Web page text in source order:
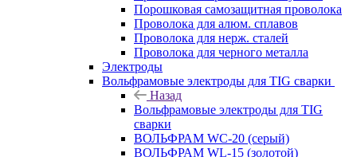
Порошковая самозащитная проволока
Проволока для алюм. сплавов
Проволока для нерж. сталей
Проволока для черного металла
Электроды
Вольфрамовые электроды для TIG сварки
Назад
Вольфрамовые электроды для TIG
сварки
ВОЛЬФРАМ WC-20 (серый)
ВОЛЬФРАМ WL-15 (золотой)